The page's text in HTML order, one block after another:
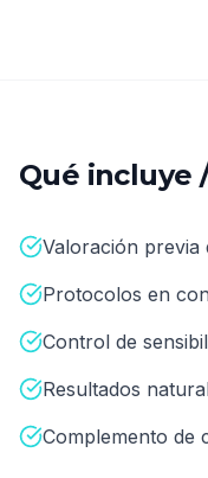
Qué incluye
Valoración previa
Protocolos en
Control de
Resultados
Complemento de